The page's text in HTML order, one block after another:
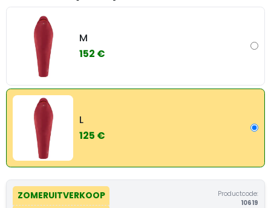
M
152 €
L
125 €
ZOMERUITVERKOOP
Productcode:
10619